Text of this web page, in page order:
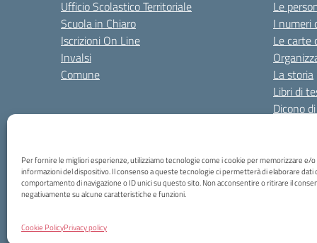
Per fornire le migliori esperienze, utilizziamo tecnologie come i cookie per memorizzare e/o
informazioni del dispositivo. Il consenso a queste tecnologie ci permetterà di elaborare dati
comportamento di navigazione o ID unici su questo sito. Non acconsentire o ritirare il
negativamente su alcune caratteristiche e funzioni.
Cookie PolicyPrivacy policy
Ufficio Scolastico Territoriale
Scuola in Chiaro
Iscrizioni On Line
Invalsi
Comune
Le
I numeri
Le carte
La storia
Libri di
Dicono
Amministrazione TrasparenteAmm. Trasparente